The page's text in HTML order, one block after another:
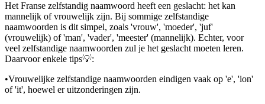
Het Franse zelfstandig naamwoord heeft een geslacht: het kan
mannelijk of vrouwelijk zijn. Bij sommige zelfstandige
naamwoorden is dit simpel, zoals 'vrouw', 'moeder', 'juf'
(vrouwelijk) of 'man', 'vader', 'meester' (mannelijk). Echter, voor
veel zelfstandige naamwoorden zul je het geslacht moeten leren.
Daarvoor enkele tips💡:
•Vrouwelijke zelfstandige naamwoorden eindigen vaak op 'e', 'ion'
of 'it', hoewel er uitzonderingen zijn.